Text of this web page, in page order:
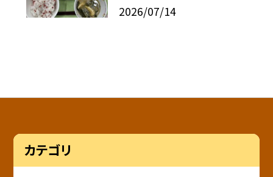
2026/07/14
カテゴリ